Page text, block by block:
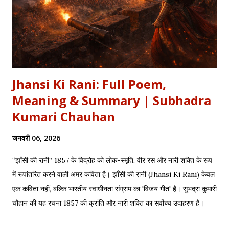
Jhansi Ki Rani: Full Poem,
Meaning & Summary | Subhadra
Kumari Chauhan
जनवरी 06, 2026
“झाँसी की रानी” 1857 के विद्रोह को लोक-स्मृति, वीर रस और नारी शक्ति के रूप
में रूपांतरित करने वाली अमर कविता है। झाँसी की रानी (Jhansi Ki Rani) केवल
एक कविता नहीं, बल्कि भारतीय स्वाधीनता संग्राम का 'विजय गीत' है। सुभद्रा कुमारी
चौहान की यह रचना 1857 की क्रांति और नारी शक्ति का सर्वोच्च उदाहरण है।